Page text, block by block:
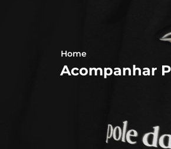
Home
Acompanhar